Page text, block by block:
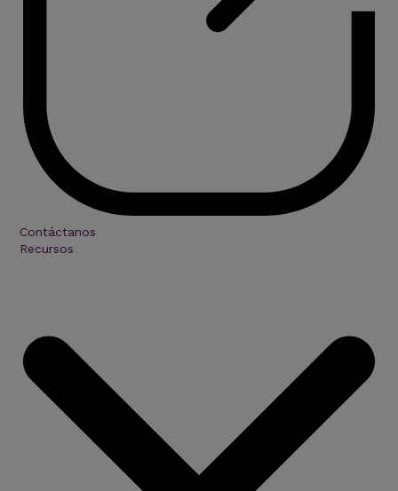
Contáctanos
Recursos